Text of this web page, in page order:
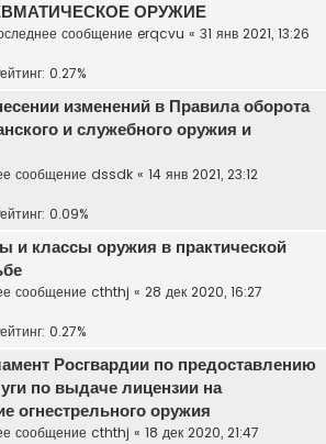
ОРУЖИЕ
сообщение erqcvu « 31 янв 2021, 13:26
0.27%
изменений в Правила оборота
и служебного оружия и
сообщение dssdk « 14 янв 2021, 23:12
0.09%
и классы оружия в практической
сообщение cththj « 28 дек 2020, 16:27
0.27%
Росгвардии по предоставлению
по выдаче лицензии на
огнестрельного оружия
сообщение cththj « 18 дек 2020, 21:47